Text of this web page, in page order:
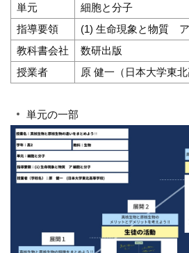
単元
細胞と分子
指導要領
(1) 生命現象と物質
教科書会社
数研出版
授業者
原 健一（日本大学東北
単元の一部